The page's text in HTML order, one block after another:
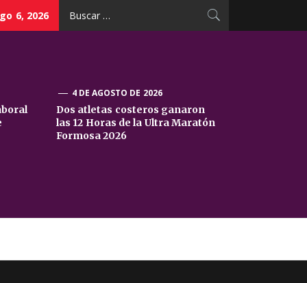
6, 2026
4 DE AGOSTO DE 2026
Dos atletas costeros ganaron
las 12 Horas de la Ultra Maratón
Formosa 2026